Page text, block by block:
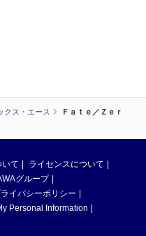
クス・エース
Ｆａｔｅ／Ｚｅｒ
いて
ライセンスについて
グループ
イバシーポリシー
Personal Information